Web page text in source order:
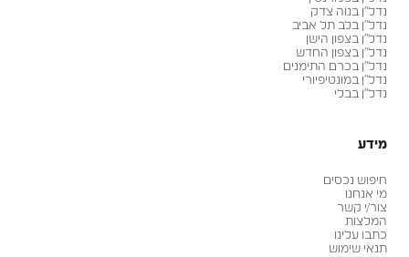
נדל״ן בנוה צדק
נדל״ן בלב תל אביב
נדל״ן בצפון הישן
נדל״ן בצפון החדש
נדל״ן בכרם התימנים
נדל״ן במונטיפיורי
נדל״ן בבלי
מידע
חיפוש נכסים
מי אנחנו
צור/י קשר
המלצות
כתבו עלינו
תנאי שימוש